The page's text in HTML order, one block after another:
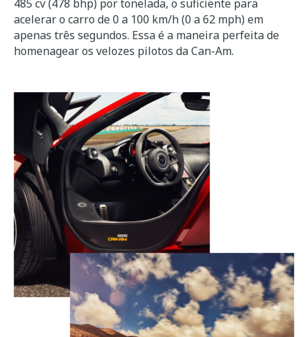
485 cv (478 bhp) por tonelada, o suficiente para
acelerar o carro de 0 a 100 km/h (0 a 62 mph) em
apenas três segundos. Essa é a maneira perfeita de
homenagear os velozes pilotos da Can-Am.